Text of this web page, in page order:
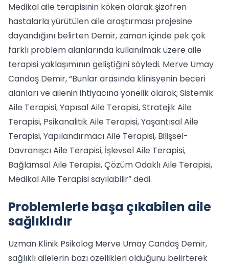
Medikal aile terapisinin köken olarak şizofren
hastalarla yürütülen aile araştırması projesine
dayandığını belirten Demir, zaman içinde pek çok
farklı problem alanlarında kullanılmak üzere aile
terapisi yaklaşımının geliştiğini söyledi. Merve Umay
Candaş Demir, “Bunlar arasında klinisyenin beceri
alanları ve ailenin ihtiyacına yönelik olarak; Sistemik
Aile Terapisi, Yapısal Aile Terapisi, Stratejik Aile
Terapisi, Psikanalitik Aile Terapisi, Yaşantısal Aile
Terapisi, Yapılandırmacı Aile Terapisi, Bilişsel-
Davranışcı Aile Terapisi, İşlevsel Aile Terapisi,
Bağlamsal Aile Terapisi, Çözüm Odaklı Aile Terapisi,
Medikal Aile Terapisi sayılabilir” dedi.
Problemlerle başa çıkabilen aile
sağlıklıdır
Uzman Klinik Psikolog Merve Umay Candaş Demir,
sağlıklı ailelerin bazı özellikleri olduğunu belirterek